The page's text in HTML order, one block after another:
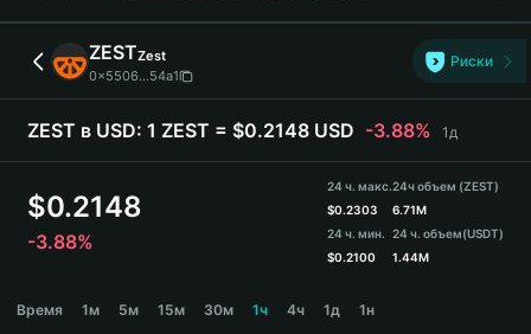
Deutsch
繁體中文
Português (Portugal)
Bahasa Indonesia
ภาษาไทย
Español
Español (Argentina)
ZESTZest
0x5506...54a1
Риски
ZEST в USD: 1 ZEST = $0.2148 USD -3.88% 1д
$0.2148
-3.88%
24 ч. макс.
$0.2303
24 ч. мин.
$0.2100
24ч объем (ZEST)
6.71M
24 ч. объем(USDT)
1.44M
Время 1м 5м 15м 30м 1ч 4ч 1д 1н